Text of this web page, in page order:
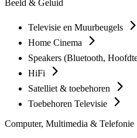
Beeld & Geluid
Televisie en Muurbeugels
Home Cinema
Speakers (Bluetooth,
HiFi
Satelliet & toebehoren
Toebehoren Televisie
Computer, Multimedia & Telefonie